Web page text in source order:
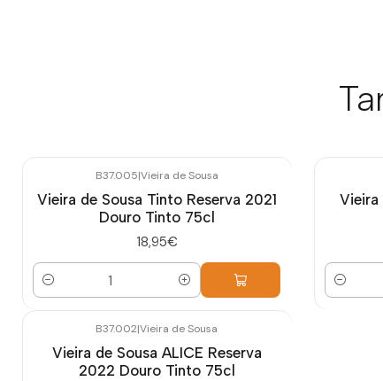
B37.005|Vieira de Sousa
Vieira de Sousa Tinto Reserva 2021
Douro Tinto 75cl
18,95€
Quantidade
Vieira
B37.002|Vieira de Sousa
Vieira de Sousa ALICE Reserva
2022 Douro Tinto 75cl